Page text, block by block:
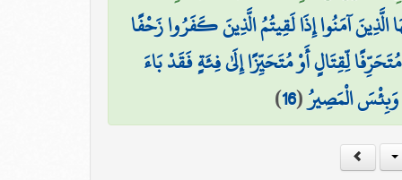
الَّذِينَ آمَنُوا إِذَا لَقِيتُمُ الَّذِينَ كَفَرُوا زَحْفًا
لِّقِتَالٍ أَوْ مُتَحَيِّزًا إِلَىٰ فِئَةٍ فَقَدْ بَاءَ
الْمَصِيرُ(
16
)